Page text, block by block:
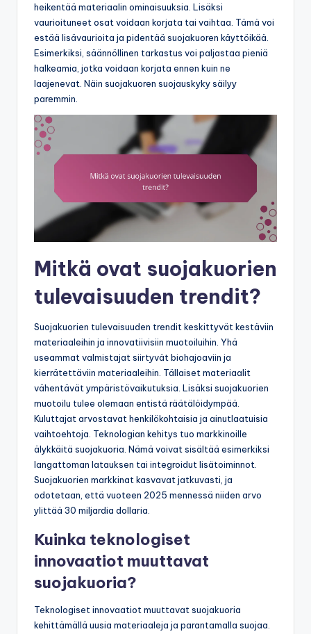
heikentää materiaalin ominaisuuksia. Lisäksi
vaurioituneet osat voidaan korjata tai vaihtaa. Tämä voi
estää lisävaurioita ja pidentää suojakuoren käyttöikää.
Esimerkiksi, säännöllinen tarkastus voi paljastaa pieniä
halkeamia, jotka voidaan korjata ennen kuin ne
laajenevat. Näin suojakuoren suojauskyky säilyy
paremmin.
Mitkä ovat suojakuorien
tulevaisuuden trendit?
Suojakuorien tulevaisuuden trendit keskittyvät kestäviin
materiaaleihin ja innovatiivisiin muotoiluihin. Yhä
useammat valmistajat siirtyvät biohajoaviin ja
kierrätettäviin materiaaleihin. Tällaiset materiaalit
vähentävät ympäristövaikutuksia. Lisäksi suojakuorien
muotoilu tulee olemaan entistä räätälöidympää.
Kuluttajat arvostavat henkilökohtaisia ja ainutlaatuisia
vaihtoehtoja. Teknologian kehitys tuo markkinoille
älykkäitä suojakuoria. Nämä voivat sisältää esimerkiksi
langattoman latauksen tai integroidut lisätoiminnot.
Suojakuorien markkinat kasvavat jatkuvasti, ja
odotetaan, että vuoteen 2025 mennessä niiden arvo
ylittää 30 miljardia dollaria.
Kuinka teknologiset
innovaatiot muuttavat
suojakuoria?
Teknologiset innovaatiot muuttavat suojakuoria
kehittämällä uusia materiaaleja ja parantamalla suojaa.